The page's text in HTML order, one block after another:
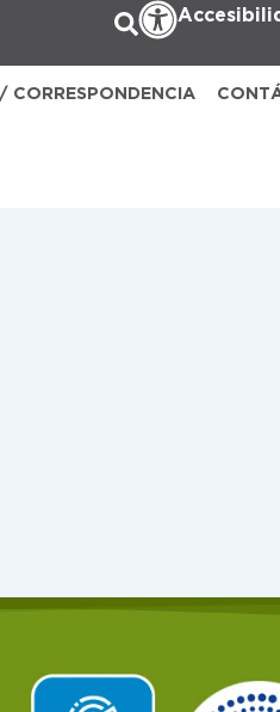
CORRESPONDENCIA